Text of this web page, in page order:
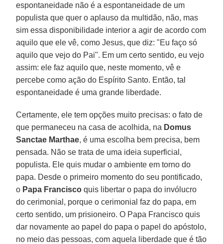
espontaneidade não é a espontaneidade de um
populista que quer o aplauso da multidão, não, mas
sim essa disponibilidade interior a agir de acordo com
aquilo que ele vê, como Jesus, que diz: "Eu faço só
aquilo que vejo do Pai". Em um certo sentido, eu vejo
assim: ele faz aquilo que, neste momento, vê e
percebe como ação do Espírito Santo. Então, tal
espontaneidade é uma grande liberdade.
Certamente, ele tem opções muito precisas: o fato de
que permaneceu na casa de acolhida, na Domus
Sanctae Marthae, é uma escolha bem precisa, bem
pensada. Não se trata de uma ideia superficial,
populista. Ele quis mudar o ambiente em torno do
papa. Desde o primeiro momento do seu pontificado,
o Papa Francisco quis libertar o papa do invólucro
do cerimonial, porque o cerimonial faz do papa, em
certo sentido, um prisioneiro. O Papa Francisco quis
dar novamente ao papel do papa o papel do apóstolo,
no meio das pessoas, com aquela liberdade que é tão